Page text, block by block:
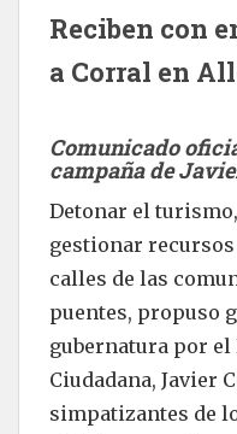
Reciben con
a Corral en
Comunicado
campaña de
Detonar el
gestionar
calles de las
puentes, propuso
gubernatura por el
Ciudadana, Javier
simpatizantes de